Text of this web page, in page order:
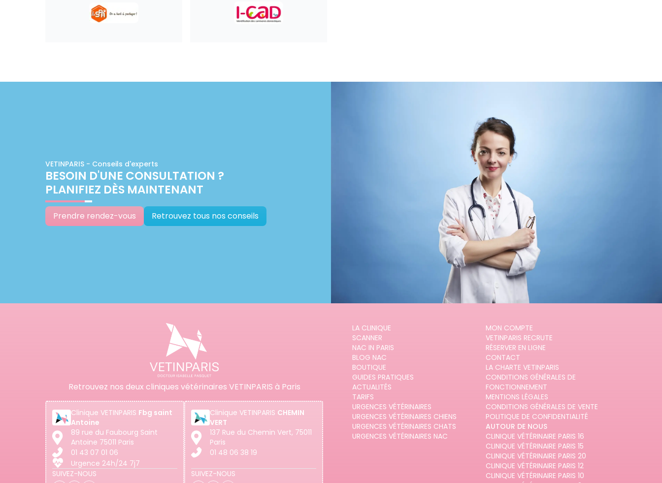
VETINPARIS - Conseils d'experts
BESOIN D'UNE CONSULTATION ?
PLANIFIEZ DÈS MAINTENANT
Prendre rendez-vous Retrouvez tous nos conseils
Retrouvez nos deux cliniques vétérinaires VETINPARIS à Paris
Clinique VETINPARIS Fbg saint
Antoine
89 rue du Faubourg Saint
Antoine 75011 Paris
01 43 07 01 06
Urgence 24h/24 7j7
SUIVEZ-NOUS
Clinique VETINPARIS CHEMIN
VERT
137 Rue du Chemin Vert, 75011
Paris
01 48 06 38 19
SUIVEZ-NOUS
LA CLINIQUE
SCANNER
NAC IN PARIS
BLOG NAC
BOUTIQUE
GUIDES PRATIQUES
ACTUALITÉS
TARIFS
URGENCES VÉTÉRINAIRES
URGENCES VÉTÉRINAIRES CHIENS
URGENCES VÉTÉRINAIRES CHATS
URGENCES VÉTÉRINAIRES NAC
MON COMPTE
VETINPARIS RECRUTE
RÉSERVER EN LIGNE
CONTACT
LA CHARTE VETINPARIS
CONDITIONS GÉNÉRALES DE
FONCTIONNEMENT
MENTIONS LÉGALES
CONDITIONS GÉNÉRALES DE VENTE
POLITIQUE DE CONFIDENTIALITÉ
AUTOUR DE NOUS
CLINIQUE VÉTÉRINAIRE PARIS 16
CLINIQUE VÉTÉRINAIRE PARIS 15
CLINIQUE VÉTÉRINAIRE PARIS 20
CLINIQUE VÉTÉRINAIRE PARIS 12
CLINIQUE VÉTÉRINAIRE PARIS 10